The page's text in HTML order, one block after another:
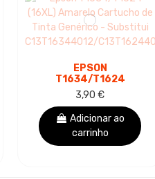
EPSON
T1634/T1624
(16XL) AMARELO
CARTUCHO DE TINTA
GENÉRICO -
SUBSTITUI...
3,90 €
Adicionar ao
carrinho